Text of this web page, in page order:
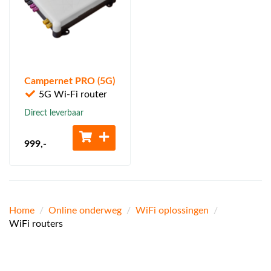
Campernet PRO (5G)
5G Wi-Fi router
Direct leverbaar
999,-
Home / Online onderweg / WiFi oplossingen
/
WiFi routers